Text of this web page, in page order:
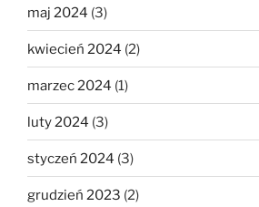
maj 2024 (3)
kwiecień 2024 (2)
marzec 2024 (1)
luty 2024 (3)
styczeń 2024 (3)
grudzień 2023 (2)